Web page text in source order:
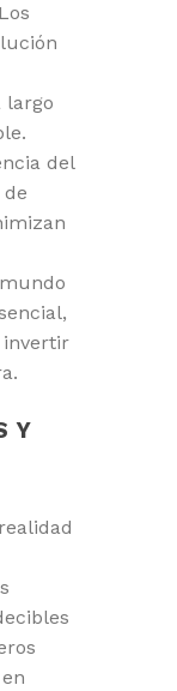
largo
del
invertir
Y